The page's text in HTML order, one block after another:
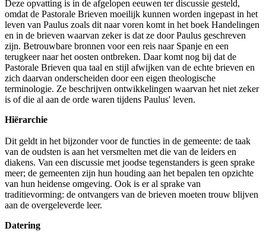
Deze opvatting is in de afgelopen eeuwen ter discussie gesteld,
omdat de Pastorale Brieven moeilijk kunnen worden ingepast in het
leven van Paulus zoals dit naar voren komt in het boek Handelingen
en in de brieven waarvan zeker is dat ze door Paulus geschreven
zijn. Betrouwbare bronnen voor een reis naar Spanje en een
terugkeer naar het oosten ontbreken. Daar komt nog bij dat de
Pastorale Brieven qua taal en stijl afwijken van de echte brieven en
zich daarvan onderscheiden door een eigen theologische
terminologie. Ze beschrijven ontwikkelingen waarvan het niet zeker
is of die al aan de orde waren tijdens Paulus' leven.
Hiërarchie
Dit geldt in het bijzonder voor de functies in de gemeente: de taak
van de oudsten is aan het versmelten met die van de leiders en
diakens. Van een discussie met joodse tegenstanders is geen sprake
meer; de gemeenten zijn hun houding aan het bepalen ten opzichte
van hun heidense omgeving. Ook is er al sprake van
traditievorming: de ontvangers van de brieven moeten trouw blijven
aan de overgeleverde leer.
Datering